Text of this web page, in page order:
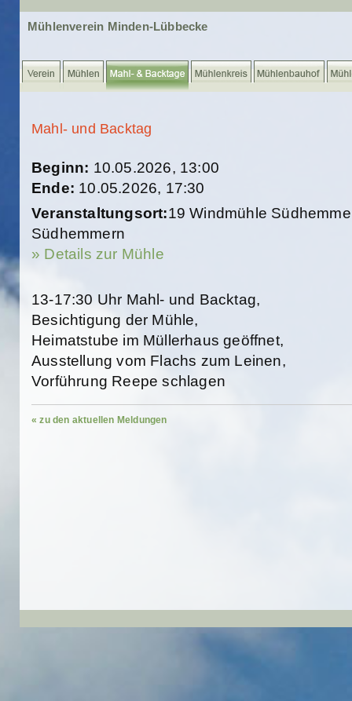
Mühlenverein Minden-Lübbecke
Mahl- und Backtag
Beginn: 10.05.2026, 13:00
Ende: 10.05.2026, 17:30
Veranstaltungsort:19 Windmühle
Südhemmern
» Details zur Mühle
13-17:30 Uhr Mahl- und Backtag,
Besichtigung der Mühle,
Heimatstube im Müllerhaus geöffnet,
Ausstellung vom Flachs zum Leinen,
Vorführung Reepe schlagen
« zu den aktuellen Meldungen